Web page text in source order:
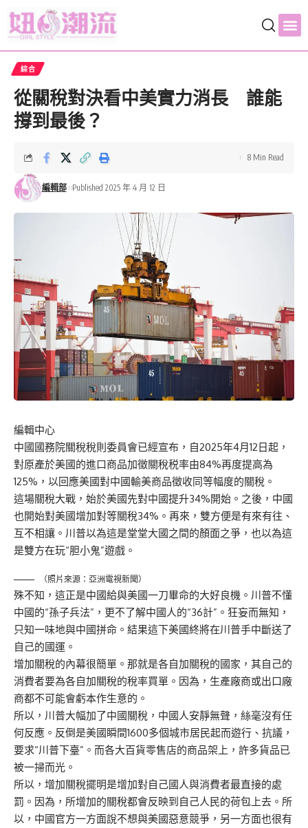
綜合
從關稅對決看中美實力消長 誰能
撐到最後？
編輯部 Published 2025 年 4 月 12 日
8 Min Read
編輯中心
中國國務院關稅稅則委員會已經宣布，自2025年4月12日起，
對原產於美國的進口商品加徵關稅税率由84%再度提高為
125%，以回應美國對中國輸美商品徵收同等幅度的關稅。
這場關稅大戰，始於美國先對中國提升34%開始。之後，中國
也開始對美國增加對等關稅34%。再來，雙方便是有來有往、
互不相讓。川普以為這是堂堂大國之間的顏面之爭，也以為這
是雙方在玩“胆小鬼”遊戲。
（照片來源：亞洲電視新聞）
殊不知，這正是中國給與美國一刀畢命的大好良機。川普不懂
中國的“孫子兵法”，更不了解中國人的“36計”。狂妄而無知，
只知一味地與中國拼命。結果這下美國終將在川普手中斷送了
自己的國運。
增加關稅的內幕很簡單。那就是各自加關稅的國家，其自己的
消費者要為各自加關稅的稅率買單。因為，生產廠商或出口廠
商都不可能會虧本作生意的。
所以，川普大幅加了中國關稅，中國人安靜無聲，絲毫沒有任
何反應。反倒是美國瞬間1600多個城市居民起而遊行、抗議，
要求“川普下臺”。而各大百貨零售店的商品架上，許多貨品已
被一掃而光。
所以，增加關稅擺明是增加對自己國人與消費者最直接的處
罰。因為，所增加的關稅都會反映到自己人民的荷包上去。所
以，中國官方一方面說不想與美國惡意競爭，另一方面也很有